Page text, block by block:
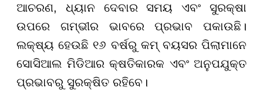
ଆଚରଣ, ଧ୍ୟାନ ଦେବାର ସମୟ ଏବଂ ସୁରକ୍ଷା
ଉପରେ ଗମ୍ଭୀର ଭାବରେ ପ୍ରଭାବ ପକାଉଛି।
ଲକ୍ଷ୍ୟ ହେଉଛି ୧୬ ବର୍ଷରୁ କମ୍ ବୟସର ପିଲାମାନେ
ସୋସିଆଲ ମିଡିଆର କ୍ଷତିକାରକ ଏବଂ ଅନୁପଯୁକ୍ତ
ପ୍ରଭାବରୁ ସୁରକ୍ଷିତ ରହିବେ।